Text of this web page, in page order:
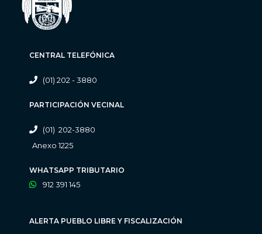
CENTRAL TELEFÓNICA
(01) 202 - 3880
PARTICIPACIÓN VECINAL
(01) 202-3880
Anexo 1225
WHATSAPP TRIBUTARIO
912 391 145
ALERTA PUEBLO LIBRE Y FISCALIZACIÓN